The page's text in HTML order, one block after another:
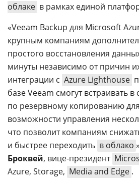
облаке в рамках единой
«Veeam Backup для Microsoft
крупным компаниям
простого восстановления
минуты независимо от причин
интеграции с Azure Lighthouse
базе Veeam смогут встраивать
по резервному копированию
возможности управления
что позволит компаниям
и быстрее переходить в облако
Броквей, вице-президент
Azure, Storage, Media and Edge .